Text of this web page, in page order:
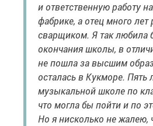
и ответственную работу
фабрике, а отец много лет
сварщиком. Я так любила
окончания школы, в
не пошла за высшим
осталась в Кукморе. Пять
музыкальной школе по
что могла бы пойти и по
Но я нисколько не жалею,